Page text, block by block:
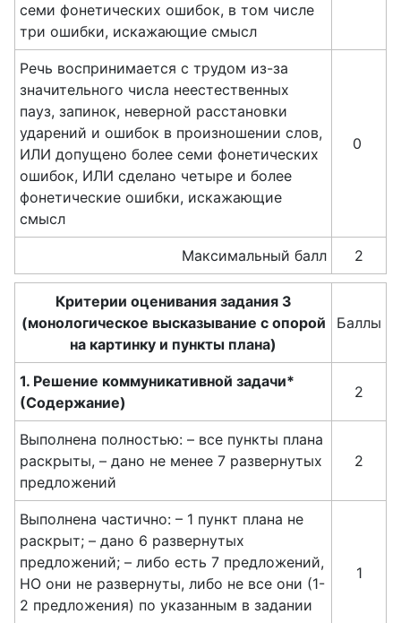
семи фонетических ошибок, в том числе
три ошибки, искажающие смысл
Речь воспринимается с трудом из-за
значительного числа неестественных
пауз, запинок, неверной расстановки
ударений и ошибок в произношении слов,
ИЛИ допущено более семи фонетических
ошибок, ИЛИ сделано четыре и более
фонетические ошибки, искажающие
смысл
0
Максимальный балл 2
Критерии оценивания задания 3
(монологическое высказывание с опорой
на картинку и пункты плана)
Баллы
1. Решение коммуникативной задачи*
(Содержание)
2
Выполнена полностью: – все пункты плана
раскрыты, – дано не менее 7 развернутых
предложений
2
Выполнена частично: – 1 пункт плана не
раскрыт; – дано 6 развернутых
предложений; – либо есть 7 предложений,
НО они не развернуты, либо не все они (1-
2 предложения) по указанным в задании
1